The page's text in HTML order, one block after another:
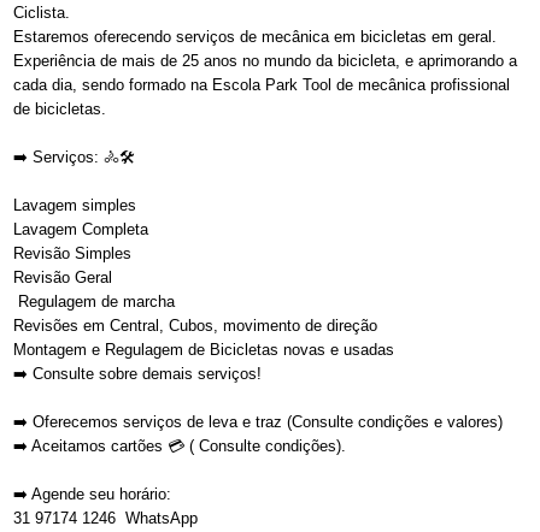
Ciclista.
Estaremos oferecendo serviços de mecânica em bicicletas em geral.
Experiência de mais de 25 anos no mundo da bicicleta, e aprimorando a
cada dia, sendo formado na Escola Park Tool de mecânica profissional
de bicicletas.
➡️ Serviços: 🚴🛠️
Lavagem simples
Lavagem Completa
Revisão Simples
Revisão Geral
Regulagem de marcha
Revisões em Central, Cubos, movimento de direção
Montagem e Regulagem de Bicicletas novas e usadas
➡️ Consulte sobre demais serviços!
➡️ Oferecemos serviços de leva e traz (Consulte condições e valores)
➡️ Aceitamos cartões 💳 ( Consulte condições).
➡️ Agende seu horário:
31 97174 1246 WhatsApp